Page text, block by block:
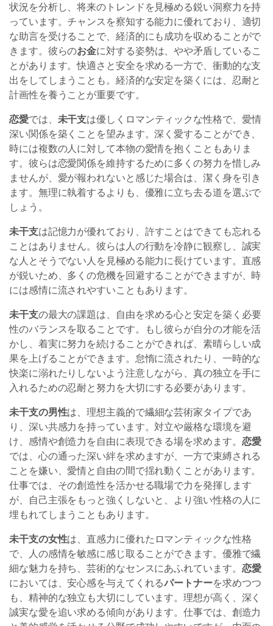
状況を分析し、将来のトレンドを見極める鋭い洞察力を持
っています。チャンスを察知する能力に優れており、適切
な助言を受けることで、経済的にも成功を収めることがで
きます。彼らのお金に対する姿勢は、やや矛盾しているこ
とがあります。快適さと安全を求める一方で、衝動的な支
出をしてしまうことも。経済的な安定を築くには、忍耐と
計画性を養うことが重要です。
恋愛では、 未干支は優しくロマンティックな性格で、愛情
深い関係を築くことを望みます。深く愛することができ、
時には複数の人に対して本物の愛情を抱くこともありま
す。彼らは恋愛関係を維持するために多くの努力を惜しみ
ませんが、愛が報われないと感じた場合は、潔く身を引き
ます。無理に執着するよりも、優雅に立ち去る道を選ぶで
しょう。
未干支は記憶力が優れており、許すことはできても忘れる
ことはありません。彼らは人の行動を冷静に観察し、誠実
な人とそうでない人を見極める能力に長けています。直感
が鋭いため、多くの危機を回避することができますが、時
には感情に流されやすいこともあります。
未干支の最大の課題は、自由を求める心と安定を築く必要
性のバランスを取ることです。もし彼らが自分の才能を活
かし、着実に努力を続けることができれば、素晴らしい成
果を上げることができます。怠惰に流されたり、一時的な
快楽に溺れたりしないよう注意しながら、真の独立を手に
入れるための忍耐と努力を大切にする必要があります。
未干支の男性は、理想主義的で繊細な芸術家タイプであ
り、深い共感力を持っています。対立や厳格な環境を避
け、感情や創造力を自由に表現できる場を求めます。 恋愛
では、心の通った深い絆を求めますが、一方で束縛される
ことを嫌い、愛情と自由の間で揺れ動くことがあります。
仕事では、その創造性を活かせる職場で力を発揮します
が、自己主張をもっと強くしないと、より強い性格の人に
埋もれてしまうこともあります。
未干支の女性は、直感力に優れたロマンティックな性格
で、人の感情を敏感に感じ取ることができます。優雅で繊
細な魅力を持ち、芸術的なセンスにあふれています。 恋愛
においては、安心感を与えてくれるパートナーを求めつつ
も、精神的な独立も大切にしています。理想が高く、深く
誠実な愛を追い求める傾向があります。仕事では、創造力